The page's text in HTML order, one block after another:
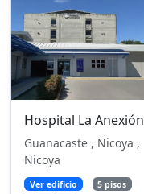
Hospital La Anexión
Guanacaste , Nicoya ,
Nicoya
Ver edificio
5 pisos